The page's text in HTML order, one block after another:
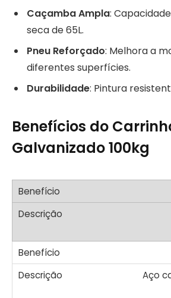
Caçamba Ampla:
seca de 65L.
Pneu Reforçado: Melhora a
diferentes superfícies.
Durabilidade: Pintura
Benefícios do
Galvanizado 100kg
Aço